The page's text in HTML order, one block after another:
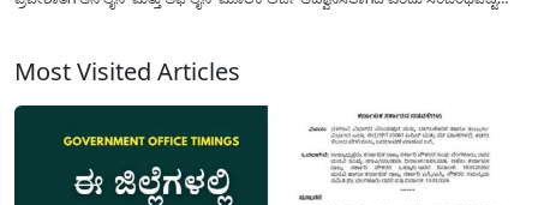
Most Visited Articles